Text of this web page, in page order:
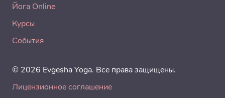
Йога Online
Курсы
События
© 2026 Evgesha Yoga. Все права защищены.
Лицензионное соглашение